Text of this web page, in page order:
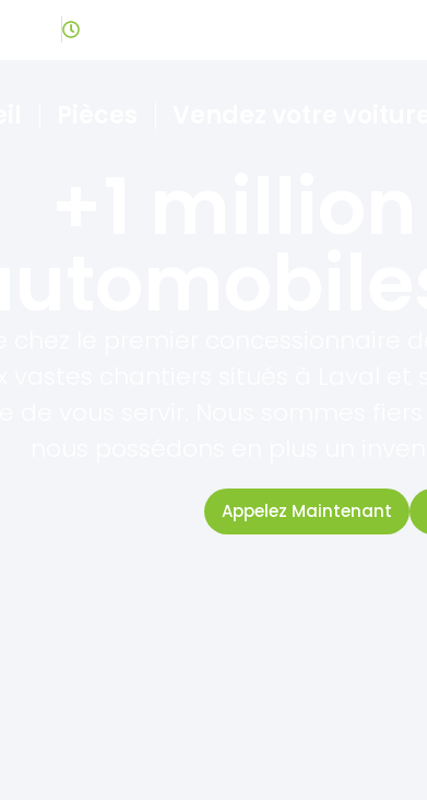
Appelez Maintenant